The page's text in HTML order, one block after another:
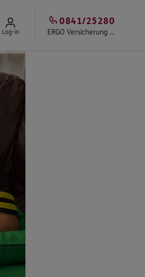
Log-in ERGO Versicherung Versicherungsbüro Neyse
0841/25280